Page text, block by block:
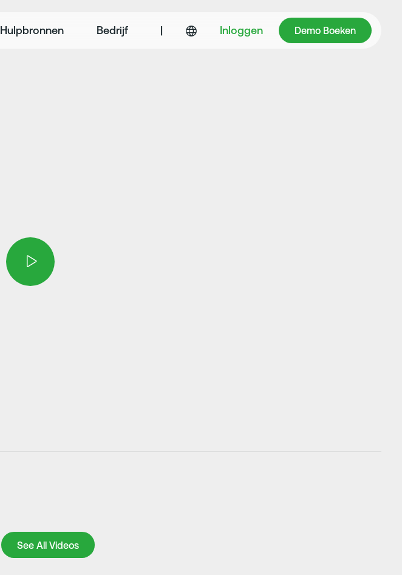
Hulpbronnen Bedrijf | Inloggen Demo Boeken
Demo Boeken
See All Videos
See All Videos